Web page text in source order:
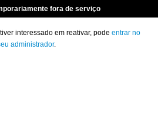
fora de serviço
interessado em reativar, pode entrar no
administrador.